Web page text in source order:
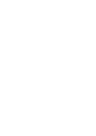
modes critiques et les
soumis à des
sismiques.